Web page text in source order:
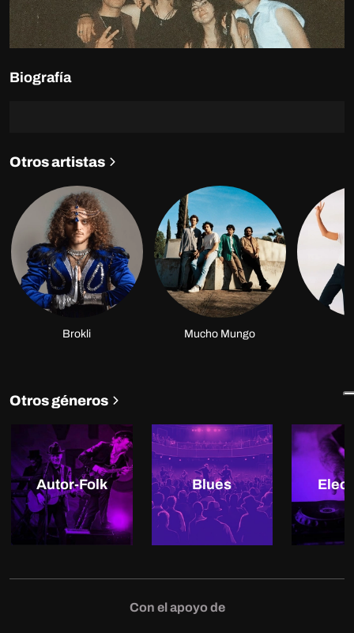
Biografía
Otros artistas
Brokli Mucho Mungo
Otros géneros
Autor-Folk Blues
Con el apoyo de